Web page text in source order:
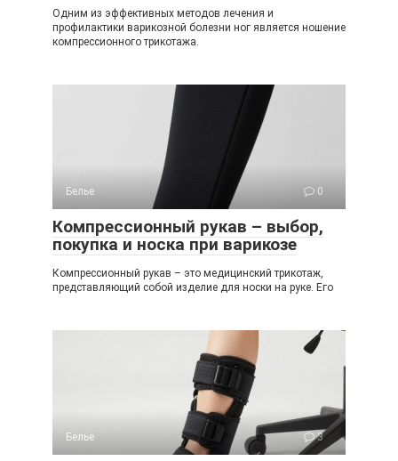
Одним из эффективных методов лечения и
профилактики варикозной болезни ног является ношение
компрессионного трикотажа.
Белье 0
Компрессионный рукав – выбор,
покупка и носка при варикозе
Компрессионный рукав – это медицинский трикотаж,
представляющий собой изделие для носки на руке. Его
Белье 3